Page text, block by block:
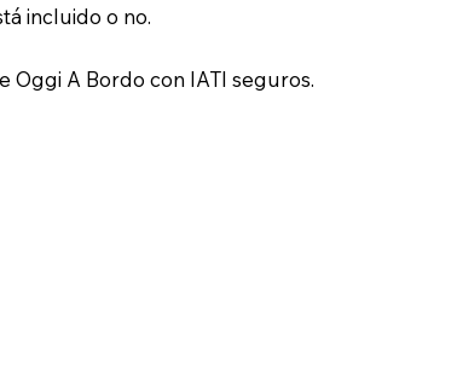
incluido o no.
A Bordo con IATI seguros.